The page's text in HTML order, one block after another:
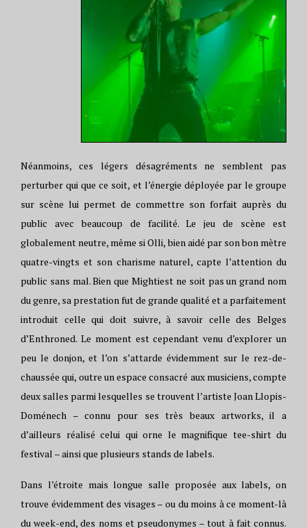
Néanmoins, ces légers désagréments ne semblent pas
perturber qui que ce soit, et l’énergie déployée par le groupe
sur scène lui permet de commettre son forfait auprès du
public avec beaucoup de facilité. Le jeu de scène est
globalement neutre, même si Olli, bien aidé par son bon mètre
quatre-vingts et son charisme naturel, capte l’attention du
public sans mal. Bien que Mightiest ne soit pas un grand nom
du genre, sa prestation fut de grande qualité et a parfaitement
introduit celle qui doit suivre, à savoir celle des Belges
d’Enthroned. Le moment est cependant venu d’explorer un
peu le donjon, et l’on s’attarde évidemment sur le rez-de-
chaussée qui, outre un espace consacré aux musiciens, compte
deux salles parmi lesquelles se trouvent l’artiste Joan Llopis-
Doménech – connu pour ses très beaux artworks, il a
d’ailleurs réalisé celui qui orne le magnifique tee-shirt du
festival – ainsi que plusieurs stands de labels.
Dans l’étroite mais longue salle proposée aux labels, on
trouve évidemment des visages – ou du moins à ce moment-là
du week-end, des noms et pseudonymes – tout à fait connus.